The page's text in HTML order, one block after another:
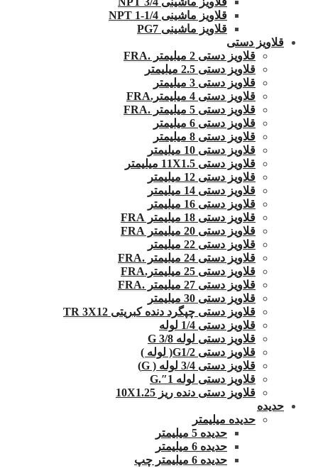
قلاویز ماشینی 1/4-1 NPT
قلاویز ماشینی PG7
قلاویز دستی
قلاویز دستی 2 میلیمتر .FRA
قلاویز دستی 2.5 میلیمتر
قلاویز دستی 3 میلیمتر
قلاویز دستی 4 میلیمتر.FRA
قلاویز دستی 5 میلیمتر .FRA
قلاویز دستی 6 میلیمتر
قلاویز دستی 8 میلیمتر
قلاویز دستی 10 میلیمتر
قلاویز دستی 11X1.5 میلیمتر
قلاویز دستی 12 میلیمتر
قلاویز دستی 14 میلیمتر
قلاویز دستی 16 میلیمتر
قلاویز دستی 18 میلیمتر FRA
قلاویز دستی 20 میلیمتر FRA
قلاویز دستی 22 میلیمتر
قلاویز دستی 24 میلیمتر .FRA
قلاویز دستی 25 میلیمتر.FRA
قلاویز دستی 27 میلیمتر .FRA
قلاویز دستی 30 میلیمتر
قلاویز دستی چپگرد دنده کبریتی TR 3X12
قلاویز دستی 1/4 لوله
قلاویز دستی لوله G 3/8
قلاویز دستی G1/2( لوله )
قلاویز دستی 3/4 لوله ( G)
قلاویز دستی لوله 1″.G
قلاویز دستی دنده ریز 10X1.25
حدیده
حدیده میلیمتر
حدیده 5 میلیمتر
حدیده 6 میلیمتر
حدیده 6 میلیمتر چپ